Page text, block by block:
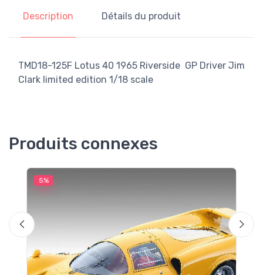
Description Détails du produit
TMD18-125F Lotus 40 1965 Riverside GP Driver Jim
Clark limited edition 1/18 scale
Produits connexes
5%